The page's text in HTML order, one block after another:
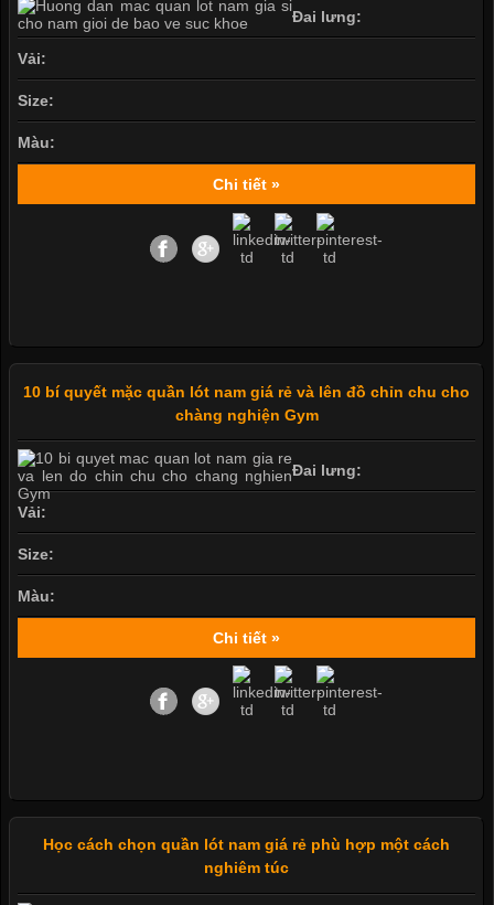
Đai lưng:
Vải:
Size:
Màu:
Chi tiết »
10 bí quyết mặc quần lót nam giá rẻ và lên đồ chỉn chu cho
chàng nghiện Gym
Đai lưng:
Vải:
Size:
Màu:
Chi tiết »
Học cách chọn quần lót nam giá rẻ phù hợp một cách
nghiêm túc